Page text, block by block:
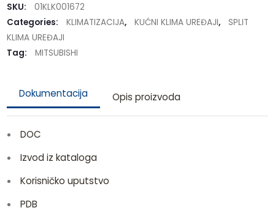
SKU:
01KLK001672
Categories:
KLIMATIZACIJA, KUĆNI KLIMA UREĐAJI,
SPLIT
KLIMA UREĐAJI
Tag:
MITSUBISHI
Dokumentacija Opis proizvoda
DOC
Izvod iz kataloga
Korisničko uputstvo
PDB